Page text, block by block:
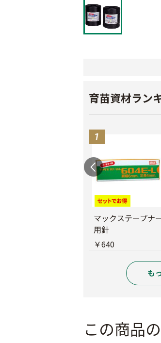
育苗資材ラン
マックステープナ
用針
￥640
この商品